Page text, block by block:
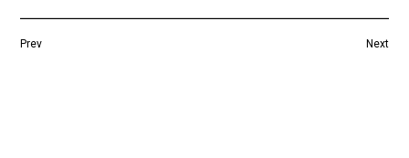
Prev Next